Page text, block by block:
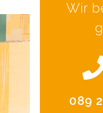
Wir
089